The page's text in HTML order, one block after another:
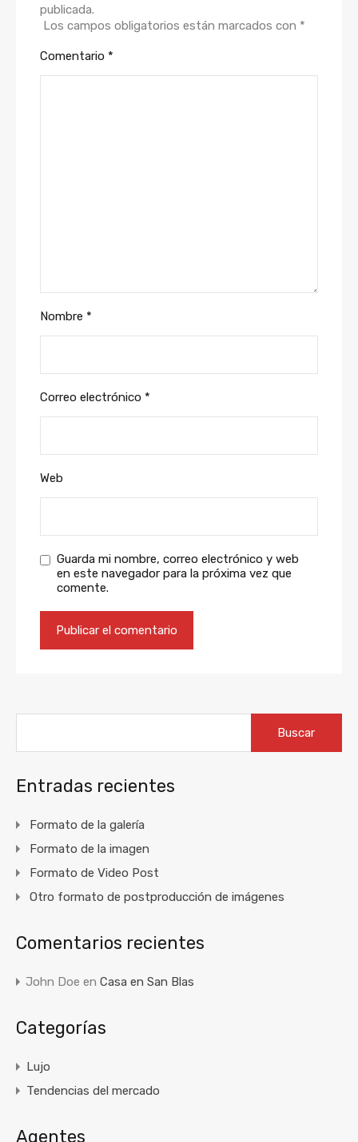
publicada.
Los campos obligatorios están marcados con *
Comentario *
Nombre *
Correo electrónico *
Web
Guarda mi nombre, correo electrónico y web
en este navegador para la próxima vez que
comente.
Entradas recientes
Formato de la galería
Formato de la imagen
Formato de Video Post
Otro formato de postproducción de imágenes
Comentarios recientes
John Doe en Casa en San Blas
Categorías
Lujo
Tendencias del mercado
Agentes